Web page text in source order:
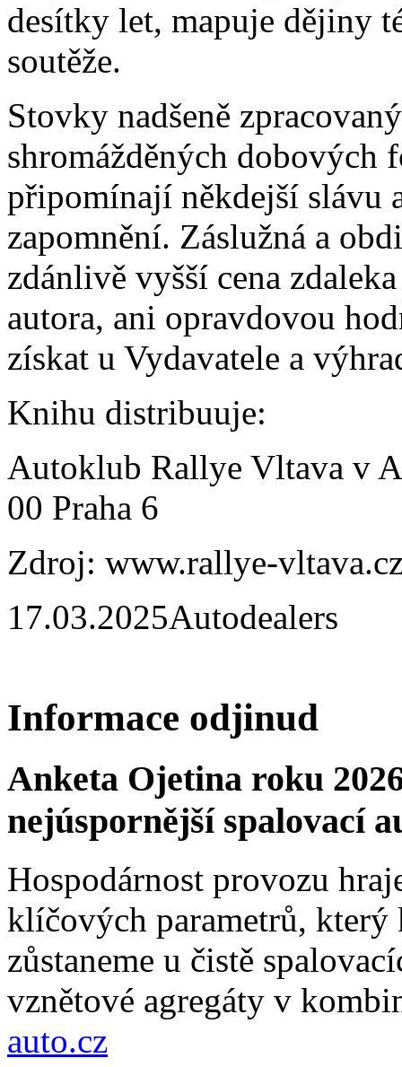
desítky let, mapuje dějiny
soutěže.
Stovky nadšeně
shromážděných
připomínají někdejší slávu
zapomnění. Záslužná a
zdánlivě vyšší cena
autora, ani opravdovou
získat u Vydavatele a
Knihu distribuuje:
Autoklub Rallye Vltava v
00 Praha 6
Zdroj: www.rallye-
17.03.2025Autodealers
Informace odjinud
Anketa Ojetina roku
nejúspornější spalovací
Hospodárnost provozu
klíčových parametrů,
zůstaneme u čistě
vznětové agregáty v
auto.cz